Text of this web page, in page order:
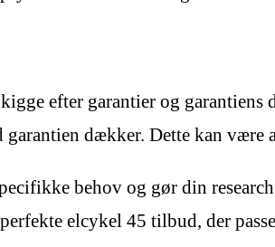
efter garantier og
dækker. Dette kan
behov og gør din
elcykel 45 tilbud, der